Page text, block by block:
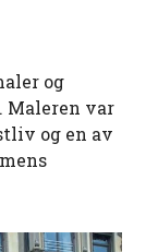
og
Maleren var
og en av